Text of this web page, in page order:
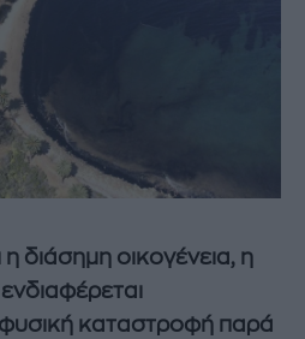
η διάσημη οικογένεια, η
φυσική καταστροφή παρά